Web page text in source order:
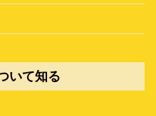
いて知る